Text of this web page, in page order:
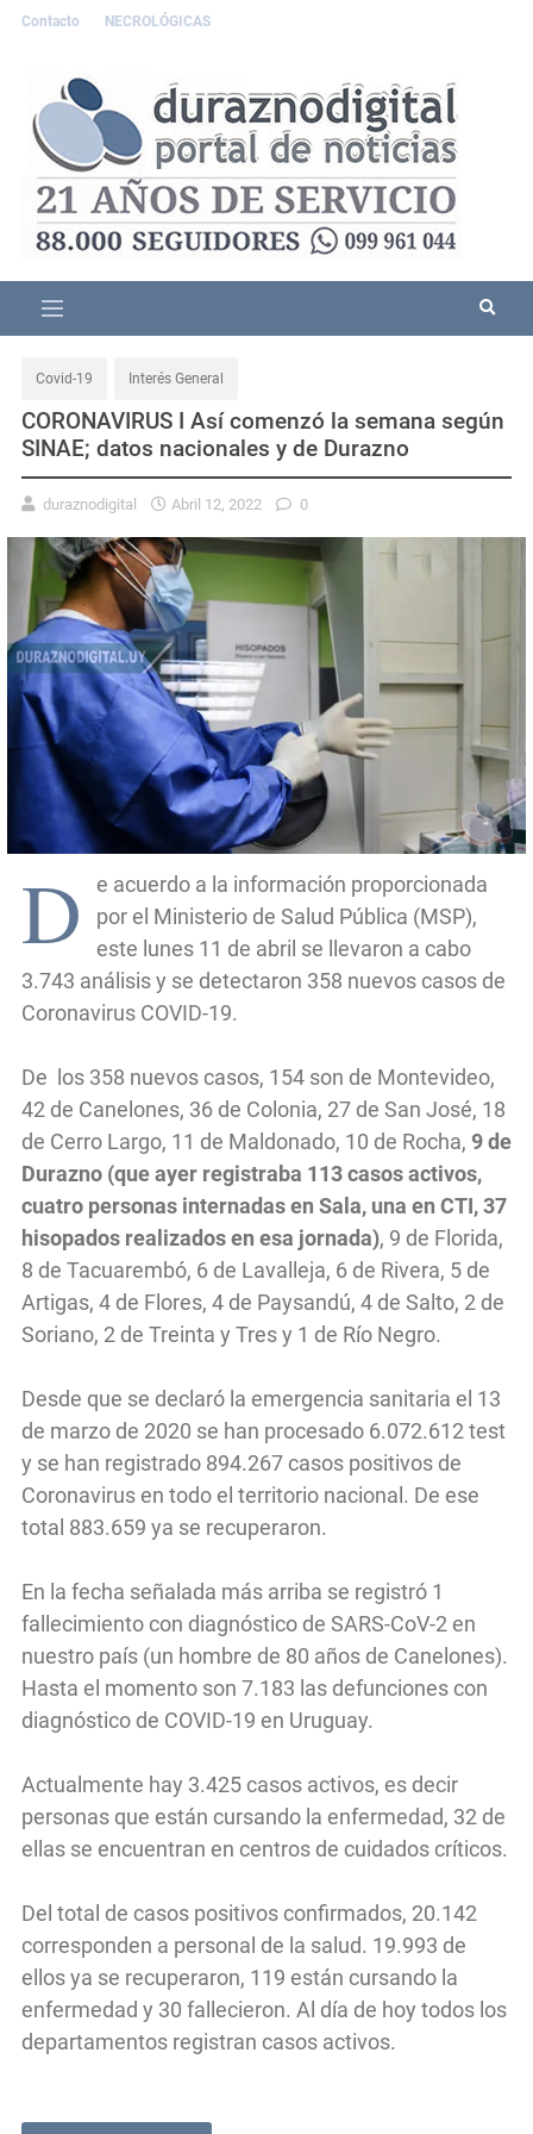
Contacto NECROLÓGICAS
Covid-19 Interés General
CORONAVIRUS I Así comenzó la semana según
SINAE; datos nacionales y de Durazno
duraznodigital Abril 12, 2022 0
D
e acuerdo a la información proporcionada
por el Ministerio de Salud Pública (MSP),
este lunes 11 de abril se llevaron a cabo
3.743 análisis y se detectaron 358 nuevos casos de
Coronavirus COVID-19.
De los 358 nuevos casos, 154 son de Montevideo,
42 de Canelones, 36 de Colonia, 27 de San José, 18
de Cerro Largo, 11 de Maldonado, 10 de Rocha, 9 de
Durazno (que ayer registraba 113 casos activos,
cuatro personas internadas en Sala, una en CTI, 37
hisopados realizados en esa jornada), 9 de Florida,
8 de Tacuarembó, 6 de Lavalleja, 6 de Rivera, 5 de
Artigas, 4 de Flores, 4 de Paysandú, 4 de Salto, 2 de
Soriano, 2 de Treinta y Tres y 1 de Río Negro.
Desde que se declaró la emergencia sanitaria el 13
de marzo de 2020 se han procesado 6.072.612 test
y se han registrado 894.267 casos positivos de
Coronavirus en todo el territorio nacional. De ese
total 883.659 ya se recuperaron.
En la fecha señalada más arriba se registró 1
fallecimiento con diagnóstico de SARS-CoV-2 en
nuestro país (un hombre de 80 años de Canelones).
Hasta el momento son 7.183 las defunciones con
diagnóstico de COVID-19 en Uruguay.
Actualmente hay 3.425 casos activos, es decir
personas que están cursando la enfermedad, 32 de
ellas se encuentran en centros de cuidados críticos.
Del total de casos positivos confirmados, 20.142
corresponden a personal de la salud. 19.993 de
ellos ya se recuperaron, 119 están cursando la
enfermedad y 30 fallecieron. Al día de hoy todos los
departamentos registran casos activos.